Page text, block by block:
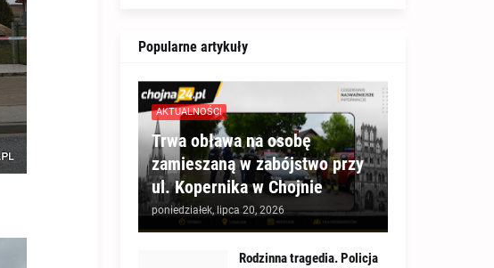
Popularne artykuły
AKTUALNOŚCI
Trwa obława na osobę
zamieszaną w zabójstwo przy
ul. Kopernika w Chojnie
poniedziałek, lipca 20, 2026
Rodzinna tragedia. Policja